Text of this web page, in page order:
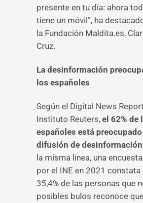
presente en tu día: ahora
tiene un móvil”, ha
la Fundación Maldita.es,
Cruz.
La desinformación
los españoles
Según el Digital News
Instituto Reuters, el 62% de
españoles está
difusión de
la misma línea, una
por el INE en 2021 constata
35,4% de las personas que
posibles bulos reconoce